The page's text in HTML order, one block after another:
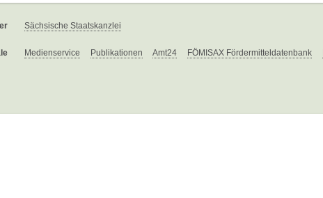
Sächsische Staatskanzlei
Medienservice Publikationen Amt24 FÖMISAX Fördermitteldatenbank